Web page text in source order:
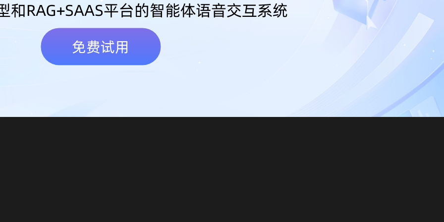
和RAG+SAAS平台的智能体语音交互系统
免费试用